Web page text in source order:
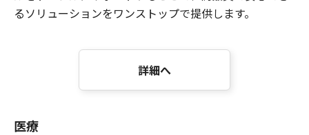
るソリューションをワンストップで提供します。
詳細へ
医療